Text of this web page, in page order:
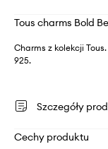
Tous charms Bold
Charms z kolekcji
925.
Szczegóły
Cechy produktu